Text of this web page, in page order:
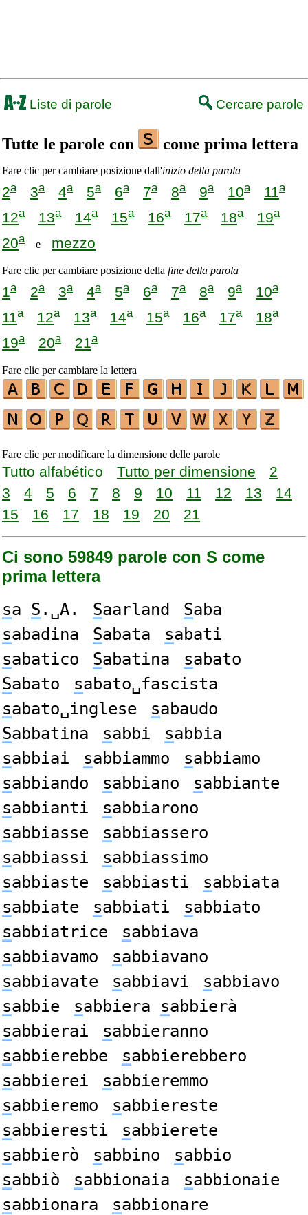
Liste di parole Cercare parole
Tutte le parole con come prima lettera
Fare clic per cambiare posizione dall'inizio della parola
2a 3a 4a 5a 6a 7a 8a 9a 10a 11a
12a 13a 14a 15a 16a 17a 18a 19a
20ae mezzo
Fare clic per cambiare posizione della fine della parola
1a 2a 3a 4a 5a 6a 7a 8a 9a 10a
11a 12a 13a 14a 15a 16a 17a 18a
19a 20a 21 a
Fare clic per cambiare la lettera
Fare clic per modificare la dimensione delle parole
Tutto alfabético Tutto per dimensione
2
3
4 5 6 7 8 9 10 11 12 13
14
15
16 17 18 19 20 21
Ci sono 59849 parole con S come
prima lettera
sa S .␣A. Saarland Saba
sabadina Sabata sabati
sabatico Sabatina sabato
Sabato sabato␣fascista
sabato␣inglese sabaudo
Sabbatina sabbi sabbia
sabbiai sabbiammo sabbiamo
sabbiando sabbiano sabbiante
sabbianti sabbiarono
sabbiasse sabbiassero
sabbiassi sabbiassimo
sabbiaste sabbiasti sabbiata
sabbiate sabbiati sabbiato
sabbiatrice sabbiava
sabbiavamo sabbiavano
sabbiavate sabbiavi sabbiavo
sabbie sabbiera sabbierà
sabbierai sabbieranno
sabbierebbe sabbierebbero
sabbierei sabbieremmo
sabbieremo sabbiereste
sabbieresti sabbierete
sabbierò sabbino sabbio
sabbiò sabbionaia sabbionaie
sabbionara sabbionare